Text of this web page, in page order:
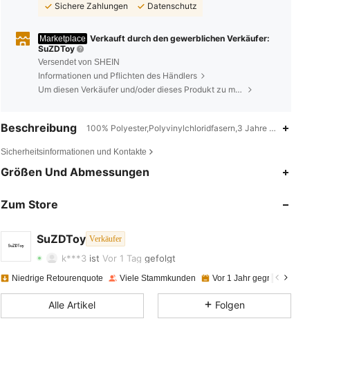
Sichere Zahlungen
Datenschutz
Marketplace Verkauft durch den gewerblichen Verkäufer:
SuZDToy
Versendet von SHEIN
Informationen und Pflichten des Händlers
Um diesen Verkäufer und/oder dieses Produkt zu melden
Beschreibung 100% Polyester,Polyvinylchloridfasern,3 Jahre und älter
Sicherheitsinformationen und Kontakte
Größen Und Abmessungen
Zum Store
SuZDToy Verkäufer
4,95 142
4,95
4,95 142
k***3 ist Vor 1 Tag gefolgt
4,95
Niedrige Retourenquote Viele Stammkunden Vor 1 Jahr gegründet
Alle Artikel Folgen